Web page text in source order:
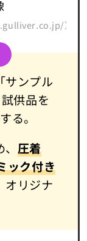
）
サンプル
供品を
る。
圧着
ック付き
オリジナ